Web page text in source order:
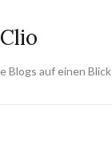
Blogs auf einen Blick